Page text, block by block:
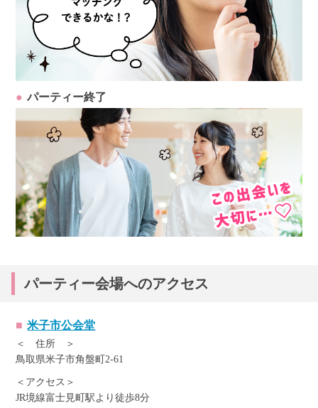
パーティー終了
パーティー会場へのアクセス
米子市公会堂
＜ 住所 ＞
鳥取県米子市角盤町2-61
＜アクセス＞
JR境線富士見町駅より徒歩8分